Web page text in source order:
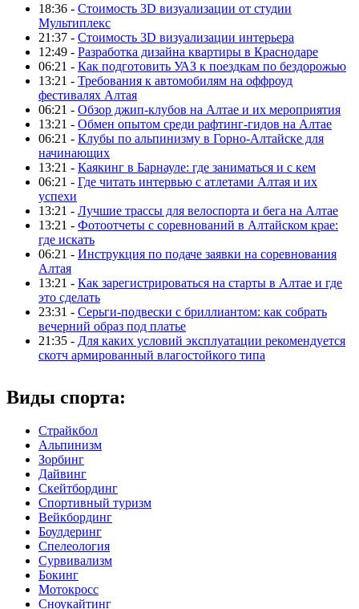
18:36 - Стоимость 3D визуализации от студии
Мультиплекс
21:37 - Стоимость 3D визуализации интерьера
12:49 - Разработка дизайна квартиры в Краснодаре
06:21 - Как подготовить УАЗ к поездкам по бездорожью
13:21 - Требования к автомобилям на оффроуд
фестивалях Алтая
06:21 - Обзор джип-клубов на Алтае и их мероприятия
13:21 - Обмен опытом среди рафтинг-гидов на Алтае
06:21 - Клубы по альпинизму в Горно-Алтайске для
начинающих
13:21 - Каякинг в Барнауле: где заниматься и с кем
06:21 - Где читать интервью с атлетами Алтая и их
успехи
13:21 - Лучшие трассы для велоспорта и бега на Алтае
13:21 - Фотоотчеты с соревнований в Алтайском крае:
где искать
06:21 - Инструкция по подаче заявки на соревнования
Алтая
13:21 - Как зарегистрироваться на старты в Алтае и где
это сделать
23:31 - Серьги-подвески с бриллиантом: как собрать
вечерний образ под платье
21:35 - Для каких условий эксплуатации рекомендуется
скотч армированный влагостойкого типа
Виды спорта:
Страйкбол
Альпинизм
Зорбинг
Дайвинг
Скейтбординг
Спортивный туризм‎
Вейкбординг
Боулдеринг
Спелеология
Сурвивализм
Бокинг
Мотокросс
Сноукайтинг